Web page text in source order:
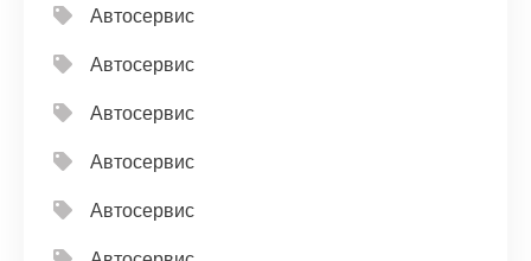
Автосервис
Автосервис
Автосервис
Автосервис
Автосервис